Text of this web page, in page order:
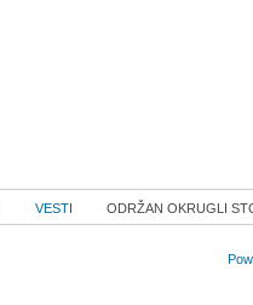
VESTI ODRŽAN OKRUGLI